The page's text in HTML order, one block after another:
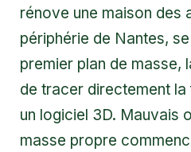
rénove une maison des
périphérie de Nantes,
premier plan de masse,
de tracer directement
un logiciel 3D. Mauvais
masse propre